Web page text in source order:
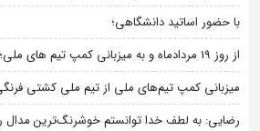
با حضور اساتید دانشگاهی؛
از روز 19 مردادماه و به میزبانی کمپ تیم های ملی؛
میزبانی کمپ تیم‌های ملی از تیم ملی کشتی
رضایی: به لطف خدا توانستم خوشرنگ‌ترین مدال